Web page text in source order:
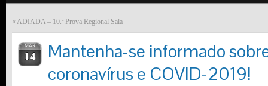
« ADIADA – 10.ª Prova Regional Sala
MAR
14
Mantenha-se informado
coronavírus e COVID-2019!